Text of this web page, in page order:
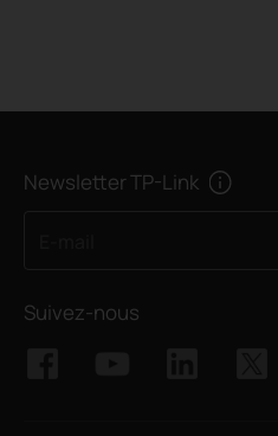
Newsletter TP-Link
Suivez-nous